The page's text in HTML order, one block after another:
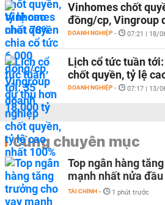
Vinhomes chốt
đồng/cp, Vingroup
DOANH NGHIỆP - 07:21 | 18/
Lịch cổ tức tuần
chốt quyền, tỷ lệ
DOANH NGHIỆP - 07:17 | 13/
Cùng chuyên mục
Top ngân hàng
mạnh nhất nửa
TÀI CHÍNH - 1 phút trước